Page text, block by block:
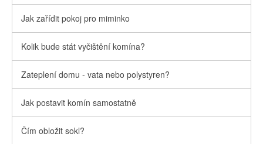
Jak zařídit pokoj pro miminko
Kolik bude stát vyčištění komína?
Zateplení domu - vata nebo polystyren?
Jak postavit komín samostatně
Čím obložit sokl?